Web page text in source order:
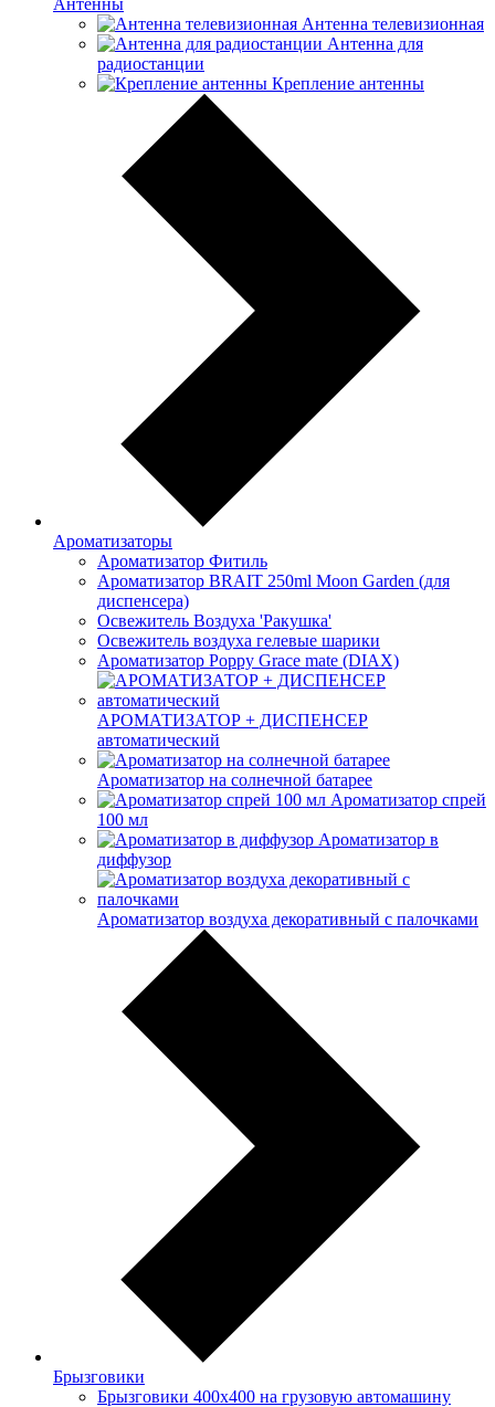
Антенна телевизионная
Антенна для
радиостанции
Крепление антенны
Ароматизаторы
Ароматизатор Фитиль
Ароматизатор BRAIT 250ml Moon Garden (для
диспенсера)
Освежитель Воздуха 'Ракушка'
Освежитель воздуха гелевые шарики
Ароматизатор Poppy Grace mate (DIAX)
АРОМАТИЗАТОР + ДИСПЕНСЕР
автоматический
Ароматизатор на солнечной батарее
Ароматизатор спрей
100 мл
Ароматизатор в
диффузор
Ароматизатор воздуха декоративный с палочками
Брызговики
Брызговики 400х400 на грузовую автомашину